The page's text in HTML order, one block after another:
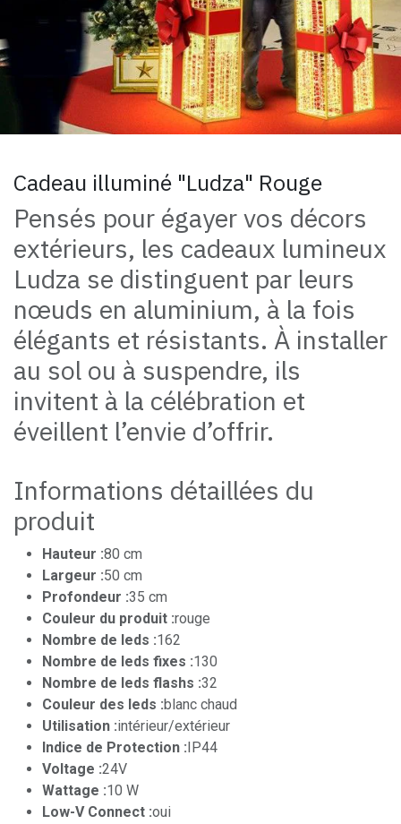
Cadeau illuminé "Ludza" Rouge
Pensés pour égayer vos décors
extérieurs, les cadeaux lumineux
Ludza se distinguent par leurs
nœuds en aluminium, à la fois
élégants et résistants. À installer
au sol ou à suspendre, ils
invitent à la célébration et
éveillent l’envie d’offrir.
Informations détaillées du
produit
Hauteur :80 cm
Largeur :50 cm
Profondeur :35 cm
Couleur du produit :rouge
Nombre de leds :162
Nombre de leds fixes :130
Nombre de leds flashs :32
Couleur des leds :blanc chaud
Utilisation :intérieur/extérieur
Indice de Protection :IP44
Voltage :24V
Wattage :10 W
Low-V Connect :oui